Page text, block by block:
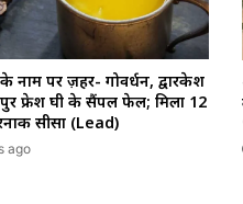
के नाम पर ज़हर- गोवर्धन, द्वारकेश
फ्रेश घी के सैंपल फेल; मिला 12
सीसा (Lead)
ago